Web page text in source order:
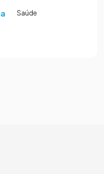
Saúde